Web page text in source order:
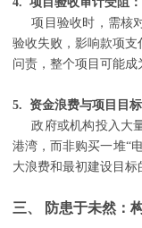
项目验收时，需核
验收失败，影响款项
问责，整个项目可能成
5. 资金浪费与项目目标
政府或机构投入大量
港湾，而非购买一堆“
大浪费和最初建设目标
三、 防患于未然：